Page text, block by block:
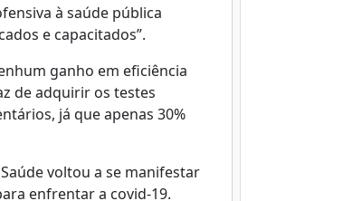
à saúde pública
e capacitados”.
ganho em eficiência
de adquirir os testes
já que apenas 30%
voltou a se manifestar
enfrentar a covid-19.